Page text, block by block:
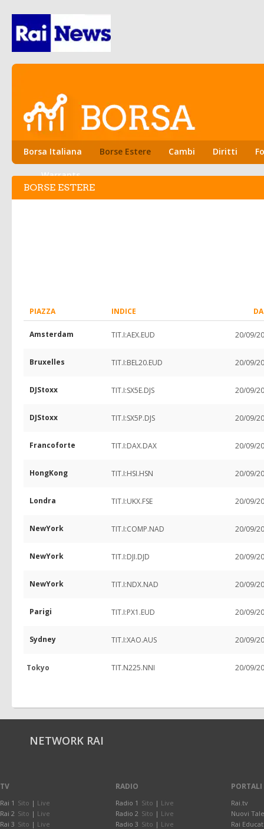
Borsa Italiana Borse Estere Cambi Diritti
Warrants
BORSE ESTERE
PIAZZA INDICE
Amsterdam TIT.I:AEX.EUD 20/09/
Bruxelles TIT.I:BEL20.EUD 20/09/
DJStoxx TIT.I:SX5E.DJS 20/09/
DJStoxx TIT.I:SX5P.DJS 20/09/
Francoforte TIT.I:DAX.DAX 20/09/
HongKong TIT.I:HSI.HSN 20/09/
Londra TIT.I:UKX.FSE 20/09/
NewYork TIT.I:COMP.NAD 20/09/
NewYork TIT.I:DJI.DJD 20/09/
NewYork TIT.I:NDX.NAD 20/09/
Parigi TIT.I:PX1.EUD 20/09/
Sydney TIT.I:XAO.AUS 20/09/
Tokyo TIT.N225.NNI 20/09/
NETWORK RAI
TV
Rai 1 Sito | Live
Rai 2 Sito | Live
Rai 3 Sito | Live
RADIO
Radio 1 Sito | Live
Radio 2 Sito | Live
Radio 3 Sito | Live
PORTALI
Rai.tv
Nuovi
Rai